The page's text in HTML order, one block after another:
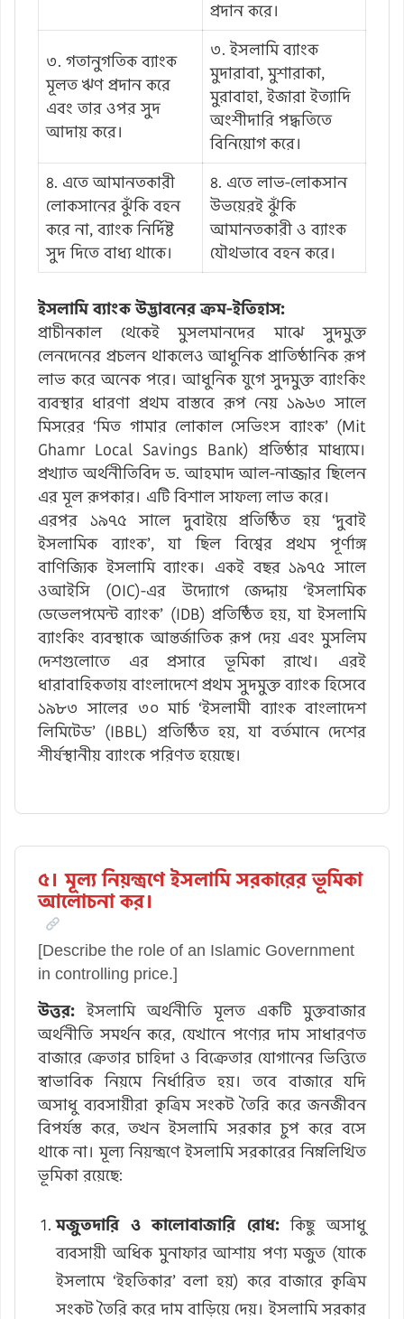
প্রদান করে।
৩. গতানুগতিক ব্যাংক
মূলত ঋণ প্রদান করে
এবং তার ওপর সুদ
আদায় করে।
৩. ইসলামি ব্যাংক
মুদারাবা, মুশারাকা,
মুরাবাহা, ইজারা ইত্যাদি
অংশীদারি পদ্ধতিতে
বিনিয়োগ করে।
৪. এতে আমানতকারী
লোকসানের ঝুঁকি বহন
করে না, ব্যাংক নির্দিষ্ট
সুদ দিতে বাধ্য থাকে।
৪. এতে লাভ-লোকসান
উভয়েরই ঝুঁকি
আমানতকারী ও ব্যাংক
যৌথভাবে বহন করে।
ইসলামি ব্যাংক উদ্ভাবনের ক্রম-ইতিহাস:
প্রাচীনকাল থেকেই মুসলমানদের মাঝে সুদমুক্ত
লেনদেনের প্রচলন থাকলেও আধুনিক প্রাতিষ্ঠানিক রূপ
লাভ করে অনেক পরে। আধুনিক যুগে সুদমুক্ত ব্যাংকিং
ব্যবস্থার ধারণা প্রথম বাস্তবে রূপ নেয় ১৯৬৩ সালে
মিসরের ‘মিত গামার লোকাল সেভিংস ব্যাংক’ (Mit
Ghamr Local Savings Bank) প্রতিষ্ঠার মাধ্যমে।
প্রখ্যাত অর্থনীতিবিদ ড. আহমাদ আল-নাজ্জার ছিলেন
এর মূল রূপকার। এটি বিশাল সাফল্য লাভ করে।
এরপর ১৯৭৫ সালে দুবাইয়ে প্রতিষ্ঠিত হয় ‘দুবাই
ইসলামিক ব্যাংক’, যা ছিল বিশ্বের প্রথম পূর্ণাঙ্গ
বাণিজ্যিক ইসলামি ব্যাংক। একই বছর ১৯৭৫ সালে
ওআইসি (OIC)-এর উদ্যোগে জেদ্দায় ‘ইসলামিক
ডেভেলপমেন্ট ব্যাংক’ (IDB) প্রতিষ্ঠিত হয়, যা ইসলামি
ব্যাংকিং ব্যবস্থাকে আন্তর্জাতিক রূপ দেয় এবং মুসলিম
দেশগুলোতে এর প্রসারে ভূমিকা রাখে। এরই
ধারাবাহিকতায় বাংলাদেশে প্রথম সুদমুক্ত ব্যাংক হিসেবে
১৯৮৩ সালের ৩০ মার্চ ‘ইসলামী ব্যাংক বাংলাদেশ
লিমিটেড’ (IBBL) প্রতিষ্ঠিত হয়, যা বর্তমানে দেশের
শীর্ষস্থানীয় ব্যাংকে পরিণত হয়েছে।
৫। মূল্য নিয়ন্ত্রণে ইসলামি সরকারের ভূমিকা
আলোচনা কর।
[Describe the role of an Islamic Government
in controlling price.]
উত্তর: ইসলামি অর্থনীতি মূলত একটি মুক্তবাজার
অর্থনীতি সমর্থন করে, যেখানে পণ্যের দাম সাধারণত
বাজারে ক্রেতার চাহিদা ও বিক্রেতার যোগানের ভিত্তিতে
স্বাভাবিক নিয়মে নির্ধারিত হয়। তবে বাজারে যদি
অসাধু ব্যবসায়ীরা কৃত্রিম সংকট তৈরি করে জনজীবন
বিপর্যস্ত করে, তখন ইসলামি সরকার চুপ করে বসে
থাকে না। মূল্য নিয়ন্ত্রণে ইসলামি সরকারের নিম্নলিখিত
ভূমিকা রয়েছে:
মজুতদারি ও কালোবাজারি রোধ:কিছু অসাধু
ব্যবসায়ী অধিক মুনাফার আশায় পণ্য মজুত (যাকে
ইসলামে ‘ইহতিকার’ বলা হয়) করে বাজারে কৃত্রিম
সংকট তৈরি করে দাম বাড়িয়ে দেয়। ইসলামি সরকার